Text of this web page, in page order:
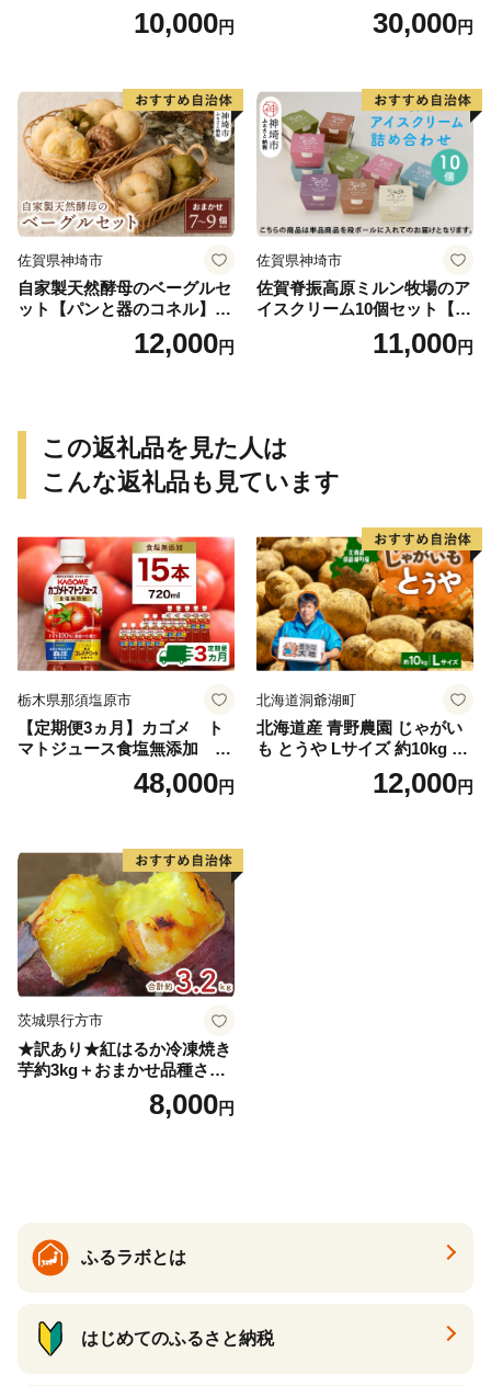
せ野菜セット イタリア野菜
西洋野菜】(H078101)10,000円
【赤身系さっぱり】600g（2
00g×3種）A5 A4【希少 国産
30,000円
佐賀県神埼市
自家製天然酵母のベーグルセ
ット【パンと器のコネル】
【パンと器のコネル もっち
りベーグル 国産小麦 パン 自
12,000円
佐賀県神埼市
佐賀脊振高原ミルン牧場のア
イスクリーム10個セット【手
作り 濃厚 生乳 ミルク バニラ
抹茶 チョコ ストロベリー ラ
11,000円
この返礼品を見た人は
こんな返礼品も見ています
栃木県那須塩原市
【定期便3ヵ月】カゴメ ト
マトジュース食塩無添加 72
0ml PET×15本 1ケース 毎月
届く 3ヵ月 3回コース ns001-
48,000円
北海道洞爺湖町
北海道産 青野農園 じゃがい
も とうや Lサイズ 約10kg 20
26年10月初旬～12月下旬頃お
届け 先行予約 北海道 ジャガ
12,000円
茨城県行方市
★訳あり★紅はるか冷凍焼き
芋約3kg＋おまかせ品種さつ
まいも 合計約3.2kg｜さつ
まいも サツマイモ さつま芋
8,000円
ふるラボとは
はじめてのふるさと納税